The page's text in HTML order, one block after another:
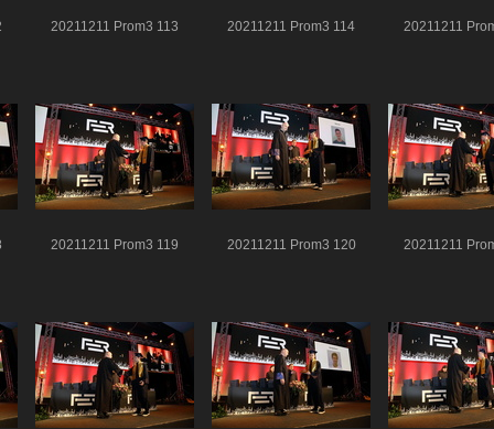
20211211 Prom3 113 20211211 Prom3 114 20211211
20211211 Prom3 119 20211211 Prom3 120 20211211